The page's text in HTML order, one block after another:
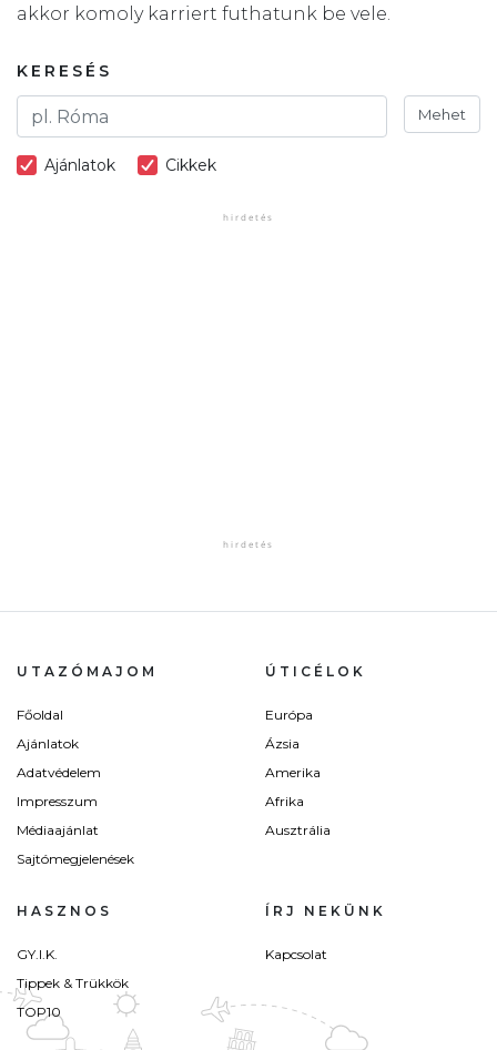
akkor komoly karriert futhatunk be vele.
KERESÉS
Mehet
Ajánlatok Cikkek
UTAZÓMAJOM
Főoldal
Ajánlatok
Adatvédelem
Impresszum
Médiaajánlat
Sajtómegjelenések
ÚTICÉLOK
Európa
Ázsia
Amerika
Afrika
Ausztrália
HASZNOS
GY.I.K.
Tippek & Trükkök
TOP10
ÍRJ NEKÜNK
Kapcsolat